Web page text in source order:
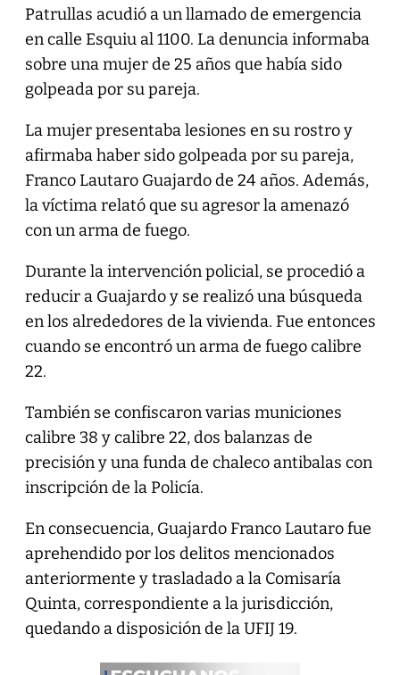
Patrullas acudió a un llamado de emergencia
en calle Esquiu al 1100. La denuncia informaba
sobre una mujer de 25 años que había sido
golpeada por su pareja.
La mujer presentaba lesiones en su rostro y
afirmaba haber sido golpeada por su pareja,
Franco Lautaro Guajardo de 24 años. Además,
la víctima relató que su agresor la amenazó
con un arma de fuego.
Durante la intervención policial, se procedió a
reducir a Guajardo y se realizó una búsqueda
en los alrededores de la vivienda. Fue entonces
cuando se encontró un arma de fuego calibre
22.
También se confiscaron varias municiones
calibre 38 y calibre 22, dos balanzas de
precisión y una funda de chaleco antibalas con
inscripción de la Policía.
En consecuencia, Guajardo Franco Lautaro fue
aprehendido por los delitos mencionados
anteriormente y trasladado a la Comisaría
Quinta, correspondiente a la jurisdicción,
quedando a disposición de la UFIJ 19.